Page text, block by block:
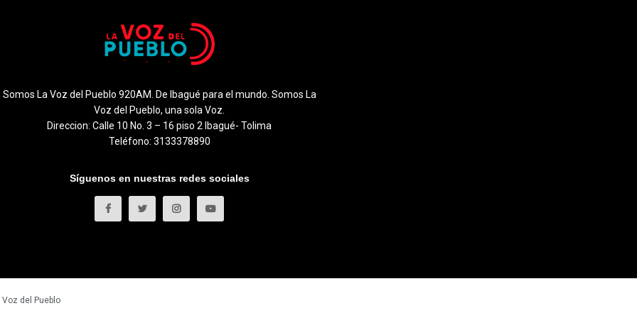
Somos La Voz del Pueblo 920AM. De Ibagué para el mundo. Somos La
Voz del Pueblo, una sola Voz.
Direccion: Calle 10 No. 3 – 16 piso 2 Ibagué- Tolima
Teléfono: 3133378890
Síguenos en nuestras redes sociales
Voz del Pueblo